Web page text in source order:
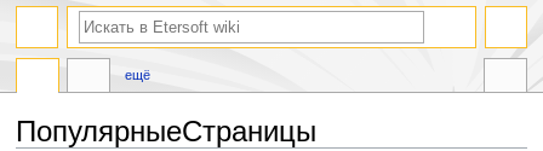
ПопулярныеСтраницы
ещё